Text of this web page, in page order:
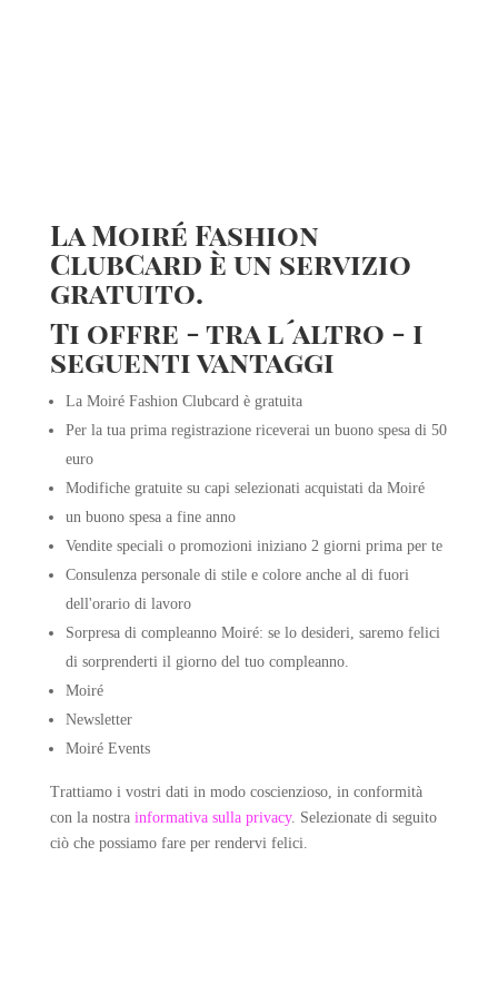
La Moiré Fashion
ClubCard è un servizio
gratuito.
Ti offre - tra l´altro - i
seguenti vantaggi
La Moiré Fashion Clubcard è gratuita
Per la tua prima registrazione riceverai un buono spesa di 50
euro
Modifiche gratuite su capi selezionati acquistati da Moiré
un buono spesa a fine anno
Vendite speciali o promozioni iniziano 2 giorni prima per te
Consulenza personale di stile e colore anche al di fuori
dell'orario di lavoro
Sorpresa di compleanno Moiré: se lo desideri, saremo felici
di sorprenderti il giorno del tuo compleanno.
Moiré
Newsletter
Moiré Events
Trattiamo i vostri dati in modo coscienzioso, in conformità
con la nostra informativa sulla privacy. Selezionate di seguito
ciò che possiamo fare per rendervi felici.